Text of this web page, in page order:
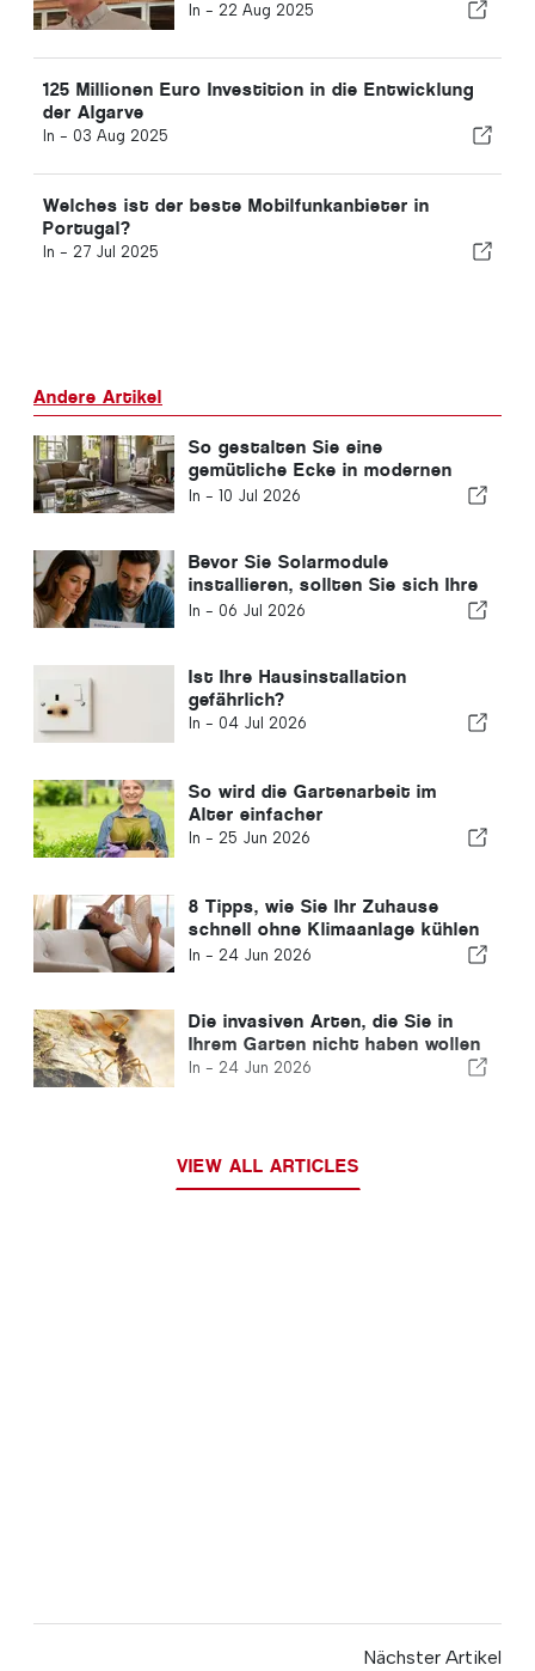
In - 22 Aug 2025
125 Millionen Euro Investition in die Entwicklung
der Algarve
In - 03 Aug 2025
Welches ist der beste Mobilfunkanbieter in
Portugal?
In - 27 Jul 2025
Andere Artikel
So gestalten Sie eine
gemütliche Ecke in modernen
Wohnungen
In - 10 Jul 2026
Bevor Sie Solarmodule
installieren, sollten Sie sich Ihre
Stromrechnung genauer ansehen
In - 06 Jul 2026
Ist Ihre Hausinstallation
gefährlich?
In - 04 Jul 2026
So wird die Gartenarbeit im
Alter einfacher
In - 25 Jun 2026
8 Tipps, wie Sie Ihr Zuhause
schnell ohne Klimaanlage kühlen
können
In - 24 Jun 2026
Die invasiven Arten, die Sie in
Ihrem Garten nicht haben wollen
In - 24 Jun 2026
VIEW ALL ARTICLES
Nächster Artikel